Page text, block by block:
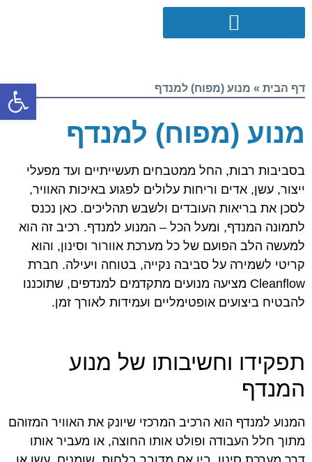
דף הבית » מנוע (מפוח) למנדף
מנוע (מפוח) למנדף
בסביבות רבות, החל ממטבחים תעשייתיים ועד מפעלי
ייצור, עשן, אדים וריחות עלולים לפגוע באיכות האוויר,
לסכן את בריאות העובדים ולשבש תהליכים. כאן נכנס
לתמונה המנדף, ומעל הכל – המנוע למנדף. רכיב זה הוא
למעשה הלב הפועם של כל מערכת אוורור וסינון, והוא
קריטי לשמירה על סביבה נקייה, בטוחה ויעילה. חברת
Cleanflow מציעה מנועים מתקדמים למנדפים, שתוכננו
להבטיח ביצועים אופטימליים ועמידות לאורך זמן.
תפקידו וחשיבותו של מנוע
המנדף
המנוע למנדף הוא הרכיב המרכזי שיונק את האוויר המזוהם
מתוך חלל העבודה ופולט אותו החוצה, או מעביר אותו
פתח